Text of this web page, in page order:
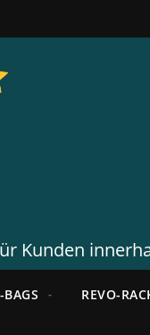
Kunden
BAGS REVO-